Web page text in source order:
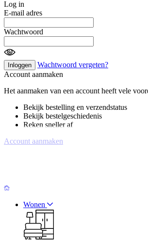
Log in
E-mail adres
Wachtwoord
Inloggen
Wachtwoord vergeten?
Account aanmaken
Het aanmaken van een account heeft vele
Bekijk bestelling en verzendstatus
Bekijk bestelgeschiedenis
Reken sneller af
Account aanmaken
Wonen